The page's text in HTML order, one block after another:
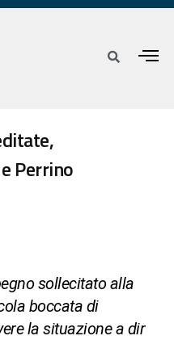
Perrino
sollecitato alla
boccata di
la situazione a dir